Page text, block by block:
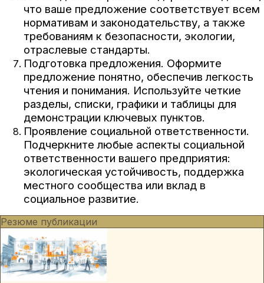
что ваше предложение соответствует всем
нормативам и законодательству, а также
требованиям к безопасности, экологии,
отраслевые стандарты.
Подготовка предложения. Оформите
предложение понятно, обеспечив легкость
чтения и понимания. Используйте четкие
разделы, списки, графики и таблицы для
демонстрации ключевых пунктов.
Проявление социальной ответственности.
Подчеркните любые аспекты социальной
ответственности вашего предприятия:
экологическая устойчивость, поддержка
местного сообщества или вклад в
социальное развитие.
Резюме публикации